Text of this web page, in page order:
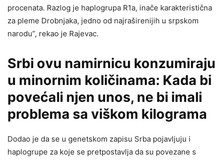
procenata. Razlog je haplogrupa R1a, inače karakteristična
za pleme Drobnjaka, jedno od najraširenijih u srpskom
narodu”, rekao je Rajevac.
Srbi ovu namirnicu konzumiraju
u minornim količinama: Kada bi
povećali njen unos, ne bi imali
problema sa viškom kilograma
Dodao je da se u genetskom zapisu Srba pojavljuju i
haplogrupe za koje se pretpostavlja da su povezane s